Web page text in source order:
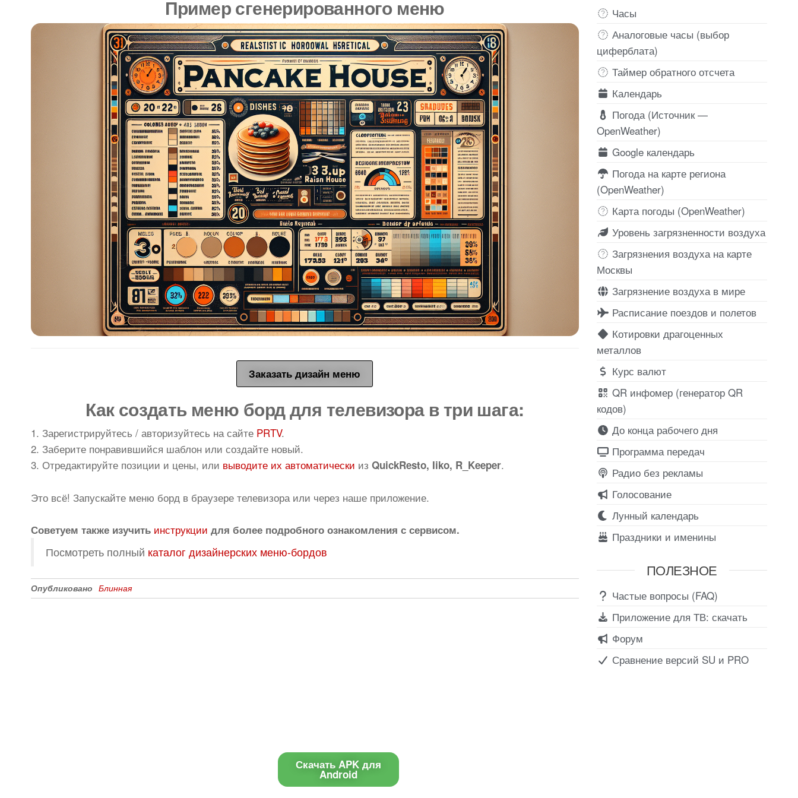
Пример сгенерированного меню
Заказать дизайн меню
Как создать меню борд для телевизора в три шага:
1. Зарегистрируйтесь / авторизуйтесь на сайте PRTV.
2. Заберите понравившийся шаблон или создайте новый.
3. Отредактируйте позиции и цены, или выводите их автоматически из QuickResto, Iiko, R_Keeper.
Это всё! Запускайте меню борд в браузере телевизора или через наше приложение.
Советуем также изучить инструкции для более подробного ознакомления с сервисом.
Посмотреть полный каталог дизайнерских меню-бордов
Опубликовано Блинная
Часы
Аналоговые часы (выбор
циферблата)
Таймер обратного отсчета
Календарь
Погода (Источник —
OpenWeather)
Google календарь
Погода на карте региона
(OpenWeather)
Карта погоды (OpenWeather)
Уровень загрязненности воздуха
Загрязнения воздуха на карте
Москвы
Загрязнение воздуха в мире
Расписание поездов и полетов
Котировки драгоценных
металлов
Курс валют
QR инфомер (генератор QR
кодов)
До конца рабочего дня
Программа передач
Радио без рекламы
Голосование
Лунный календарь
Праздники и именины
ПОЛЕЗНОЕ
Частые вопросы (FAQ)
Приложение для ТВ: скачать
Форум
Сравнение версий SU и PRO
Скачать APK для
Android